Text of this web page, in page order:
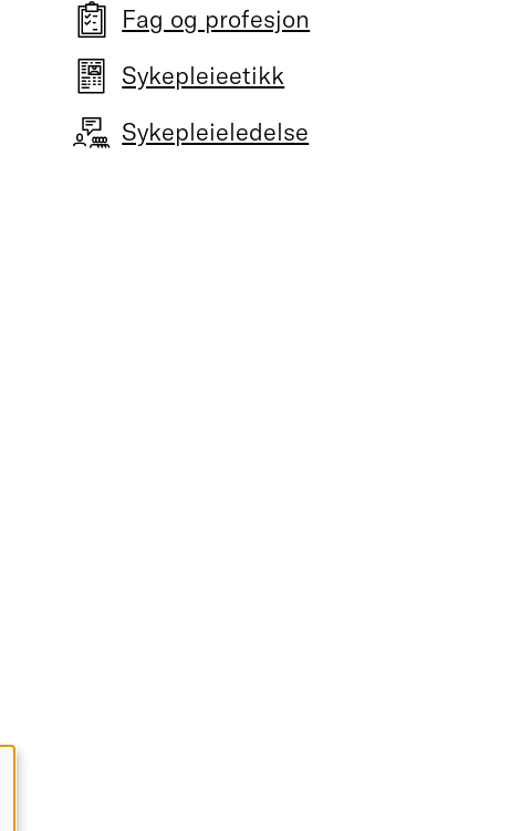
Fag og profesjon
Sykepleieetikk
Sykepleieledelse